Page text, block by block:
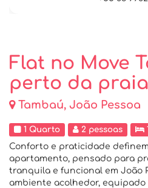
Flat no Move
perto da
Tambaú, João Pessoa
1 Quarto 2 pessoas
Conforto e praticidade
apartamento, pensado para
tranquila e funcional em João
ambiente acolhedor, equipado